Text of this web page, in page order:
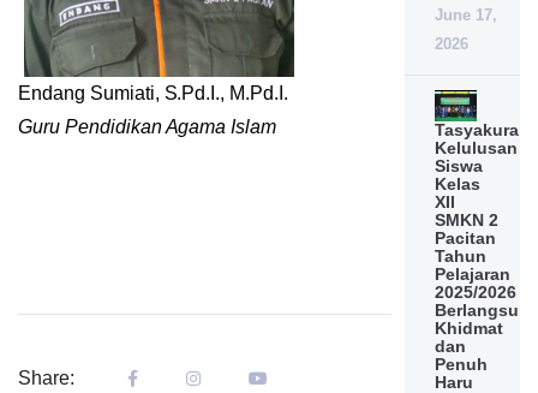
Endang Sumiati, S.Pd.I., M.Pd.I.
Guru Pendidikan Agama Islam
Share:
June 17,
2026
Tasyakuran
Kelulusan
Siswa
Kelas
XII
SMKN 2
Pacitan
Tahun
Pelajaran
2025/2026
Khidmat
dan
Penuh
Haru